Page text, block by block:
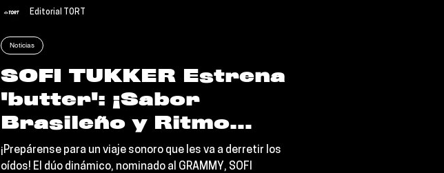
SOFI TUKKER Estrena
'butter': ¡Sabor
Brasileño y Ritmo
Jazz Para El Alma!
¡Prepárense para un viaje sonoro que les va a derretir los
oídos! El dúo dinámico, nominado al GRAMMY, SOFI
Noticias
Editorial TORT